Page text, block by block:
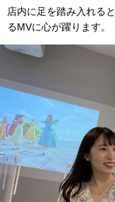
店内に足を踏み入れる
るMVに心が躍ります。